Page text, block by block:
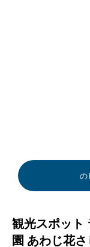
の
観光スポット
園 あわじ花さ